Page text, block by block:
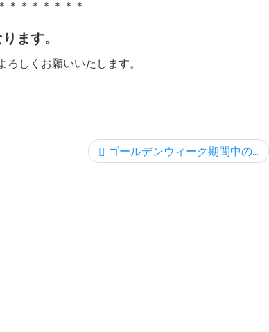
＊＊＊＊＊＊＊
ます。
しくお願いいたします。
ゴールデンウィーク期間中の...